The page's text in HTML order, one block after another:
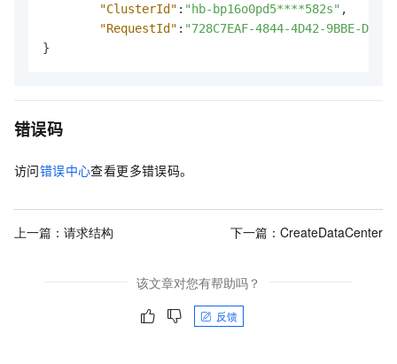
"ClusterId" : "hb-bp16o0pd5****582s" ,
"RequestId" : "728C7EAF-4844-4D42-9BBE-
}
错误码
访问错误中心查看更多错误码。
上一篇： 请求结构 下一篇： CreateDataCenter
该文章对您有帮助吗？
反馈